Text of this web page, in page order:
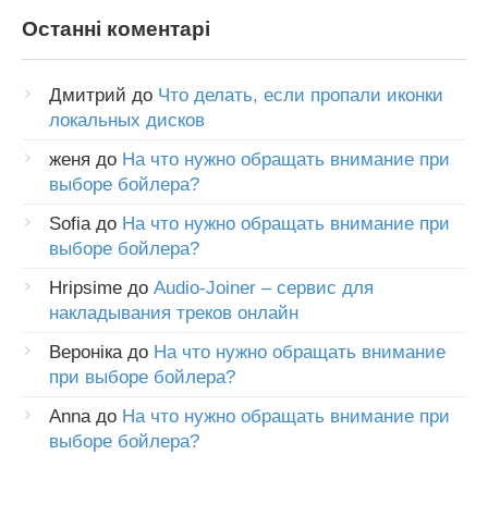
Останні коментарі
Дмитрий до Что делать, если пропали иконки
локальных дисков
женя до На что нужно обращать внимание при
выборе бойлера?
Sofiaдо На что нужно обращать внимание при
выборе бойлера?
Hripsime до Audio-Joiner – сервис для
накладывания треков онлайн
Веронікадо На что нужно обращать внимание
при выборе бойлера?
Annaдо На что нужно обращать внимание при
выборе бойлера?